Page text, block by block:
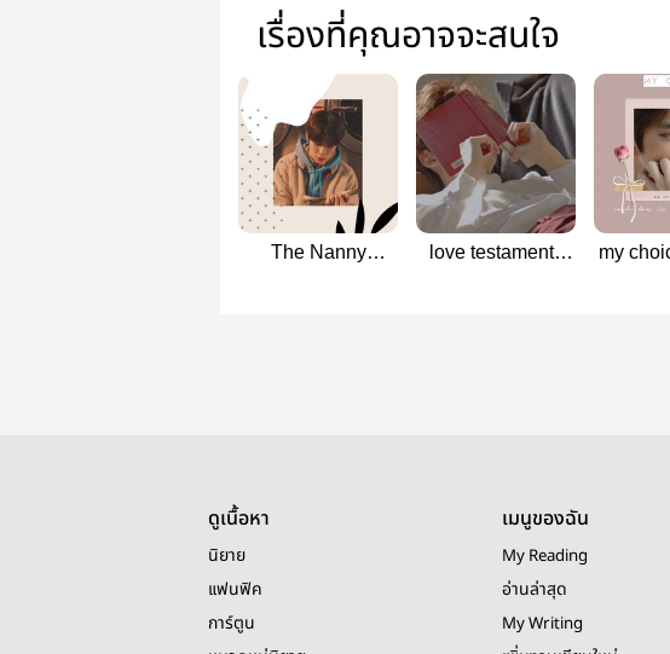
เรื่องที่คุณอาจจะสนใจ
The Nanny
love testament |
my
ดูเนื้อหา
นิยาย
แฟนฟิค
การ์ตูน
เมนูของฉัน
My Reading
อ่านล่าสุด
My Writing